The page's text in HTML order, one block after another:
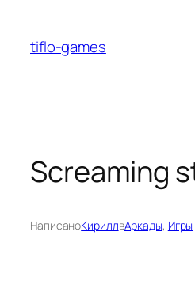
содержимому
tiflo-games
Screaming
НаписаноКириллвАркады, Игры